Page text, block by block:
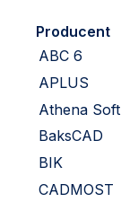
Producent
ABC 6
APLUS
Athena Soft
BaksCAD
BIK
CADMOST